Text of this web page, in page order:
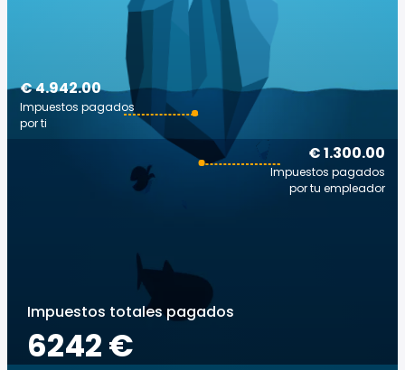
€ 1.300.00
Impuestos pagados
por tu empleador
€ 4.942.00
Impuestos pagados
por ti
Impuestos totales pagados
6242 €